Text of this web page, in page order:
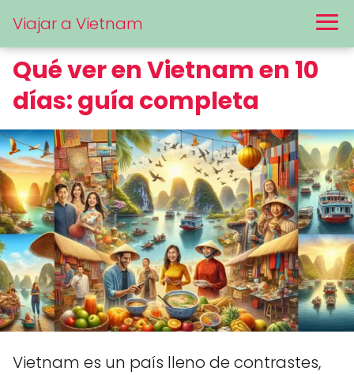
Viajar a Vietnam
Qué ver en Vietnam en 10
días: guía completa
Vietnam es un país lleno de contrastes,